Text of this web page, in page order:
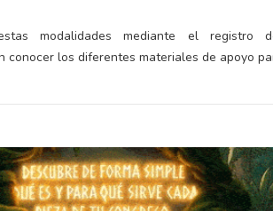
modalidades mediante el
conocer los diferentes materiales de apoyo